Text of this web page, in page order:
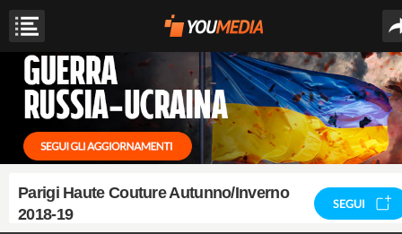
Parigi Haute Couture Autunno/Inverno
2018-19
SEGUI